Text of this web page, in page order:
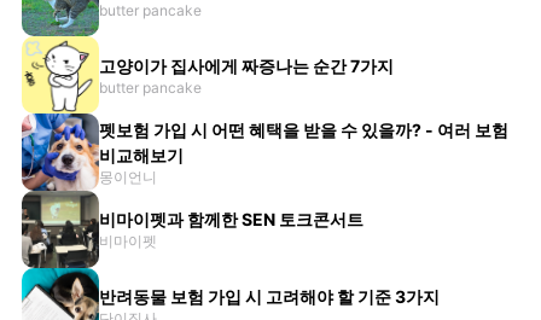
butter pancake
고양이가 집사에게 짜증나는 순간 7가지
butter pancake
펫보험 가입 시 어떤 혜택을 받을 수 있을까? - 여러 보험
비교해보기
몽이언니
비마이펫과 함께한 SEN 토크콘서트
비마이펫
반려동물 보험 가입 시 고려해야 할 기준 3가지